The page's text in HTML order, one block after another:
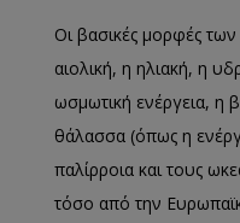
Οι βασικές μορφές των
αιολική, η ηλιακή, η
ωσμωτική ενέργεια, η
θάλασσα (όπως η
παλίρροια και τους
τόσο από την